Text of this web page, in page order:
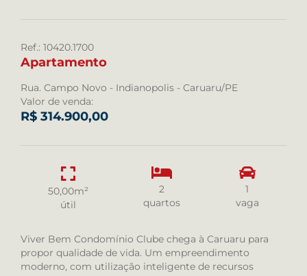
WhatsApp: (81) 99981 9974
Ref.: 10420.1700
Apartamento
Rua. Campo Novo - Indianopolis - Caruaru/PE
Valor de venda:
R$ 314.900,00
50,00m²
útil
2
quartos
1
vaga
Viver Bem Condomínio Clube chega à Caruaru para
propor qualidade de vida. Um empreendimento
moderno, com utilização inteligente de recursos